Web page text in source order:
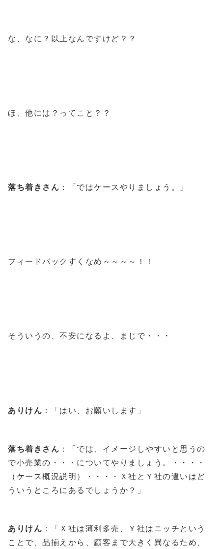
な、なに？以上なんですけど？？
ほ、他には？ってこと？？
落ち着きさん ：「ではケースやりましょう。」
フィードバックすくなめ～～～～！！
そういうの、不安になるよ、まじで・・・
ありけん ：「はい、お願いします」
落ち着きさん ：「では、イメージしやすいと思うの
で小売業の・・・についてやりましょう。・・・・
（ケース概況説明）・・・・Ｘ社とＹ社の違いはど
ういうところにあるでしょうか？」
ありけん ：「Ｘ社は薄利多売、Ｙ社はニッチという
ことで、品揃えから、顧客まで大きく異なるため、